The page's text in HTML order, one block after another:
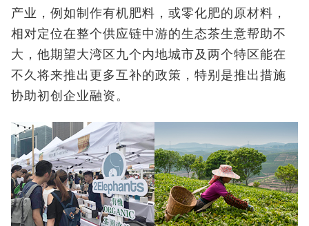
产业，例如制作有机肥料，或零化肥的原材料，
相对定位在整个供应链中游的生态茶生意帮助不
大，他期望大湾区九个内地城市及两个特区能在
不久将来推出更多互补的政策，特别是推出措施
协助初创企业融资。